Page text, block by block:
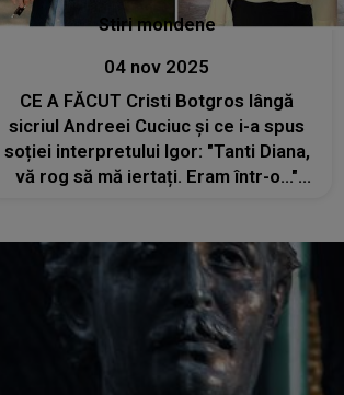
Stiri mondene
04 nov 2025
CE A FĂCUT Cristi Botgros lângă
sicriul Andreei Cuciuc și ce i-a spus
soției interpretului Igor: "Tanti Diana,
vă rog să mă iertați. Eram într-o..."
a făcut asta"